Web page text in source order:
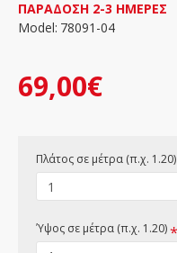
69,00€
ΠΑΡΑΔΟΣΗ 2-3 ΗΜΕΡΕΣ
Model: 78091-04
Πλάτος σε μέτρα (π.χ. 1.20)
Ύψος σε μέτρα (π.χ. 1.20)